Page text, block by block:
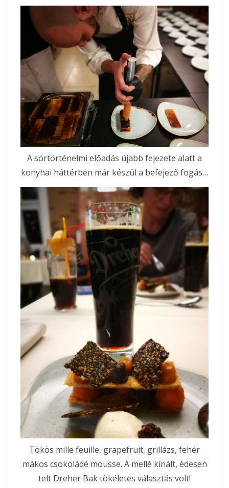
A sörtörténelmi előadás újabb fejezete alatt a
konyhai háttérben már készül a befejező fogás…
Tökös mille feuille, grapefruit, grillázs, fehér
mákos csokoládé mousse. A mellé kínált, édesen
telt Dreher Bak tökéletes választás volt!